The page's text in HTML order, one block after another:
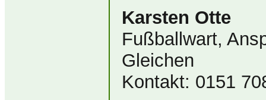
Karsten Otte
Fußballwart,
Gleichen
Kontakt: 0151